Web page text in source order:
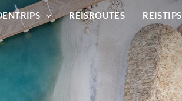
REISROUTES REISTIPS